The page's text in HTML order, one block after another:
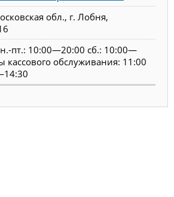
обл., г. Лобня,
пт.: 10:00—20:00 сб.: 10:00—
кассового обслуживания: 11:00